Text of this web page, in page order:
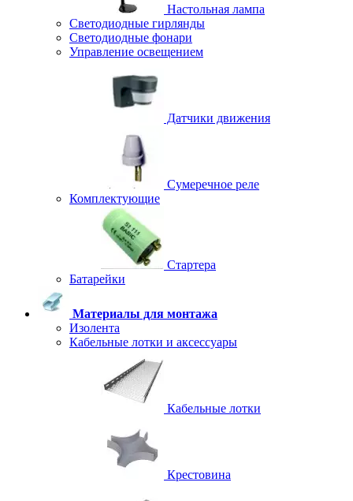
Настольная лампа
Светодиодные гирлянды
Светодиодные фонари
Управление освещением
Датчики движения
Сумеречное реле
Комплектующие
Стартера
Батарейки
Материалы для монтажа
Изолента
Кабельные лотки и аксессуары
Кабельные лотки
Крестовина